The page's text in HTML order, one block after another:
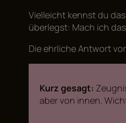
Vielleicht kennst du
überlegst: Mach ich
Die ehrliche Antwort
Kurz gesagt:
aber von innen.